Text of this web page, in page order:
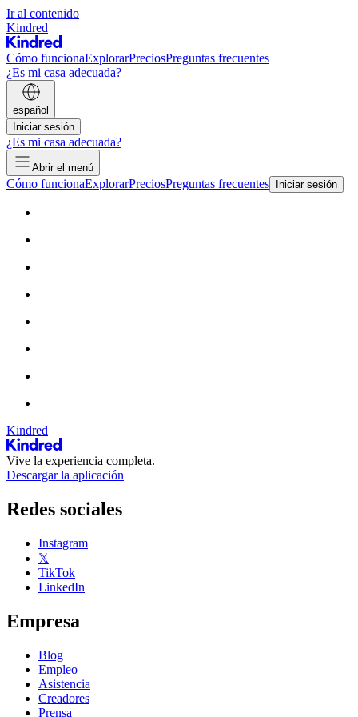
Ir al contenido
Kindred
Cómo funcionaExplorarPreciosPreguntas frecuentes
¿Es mi casa adecuada?
español
Iniciar sesión
¿Es mi casa adecuada?
Abrir el menú
Cómo funcionaExplorarPreciosPreguntas frecuentes Iniciar sesión
Kindred
Vive la experiencia completa.
Descargar la aplicación
Redes sociales
Instagram
𝕏
TikTok
LinkedIn
Empresa
Blog
Empleo
Asistencia
Creadores
Prensa